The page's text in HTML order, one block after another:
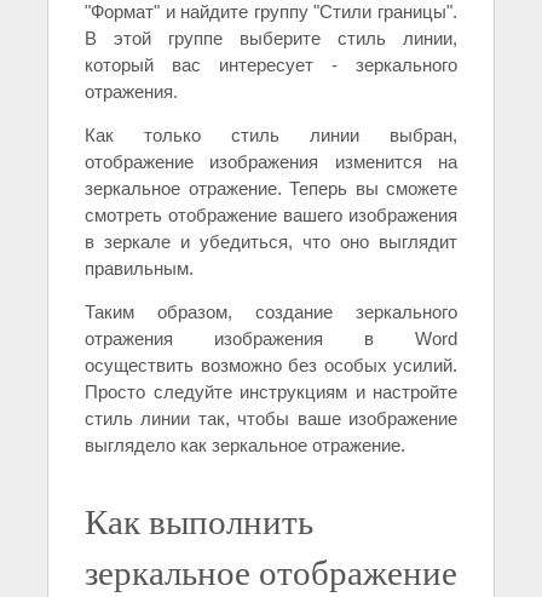
"Формат" и найдите группу "Стили границы".
В этой группе выберите стиль линии,
который вас интересует - зеркального
отражения.
Как только стиль линии выбран,
отображение изображения изменится на
зеркальное отражение. Теперь вы сможете
смотреть отображение вашего изображения
в зеркале и убедиться, что оно выглядит
правильным.
Таким образом, создание зеркального
отражения изображения в Word
осуществить возможно без особых усилий.
Просто следуйте инструкциям и настройте
стиль линии так, чтобы ваше изображение
выглядело как зеркальное отражение.
Как выполнить
зеркальное отображение